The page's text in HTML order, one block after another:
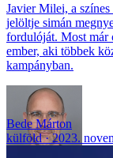
Javier Milei, a
jelöltje simán
fordulóját. Most már
ember, aki többek
kampányban.
Bede Márton
külföld
2023.